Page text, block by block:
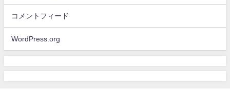
コメントフィード
WordPress.org